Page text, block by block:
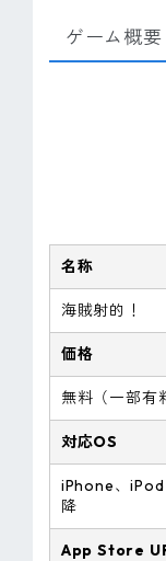
ゲーム概要
名称
海賊射的！
価格
無料（一部有
対応OS
iPhone、
降
App Store